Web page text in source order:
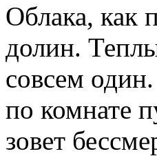
Облака, как
долин.
совсем
по комнате
зовет